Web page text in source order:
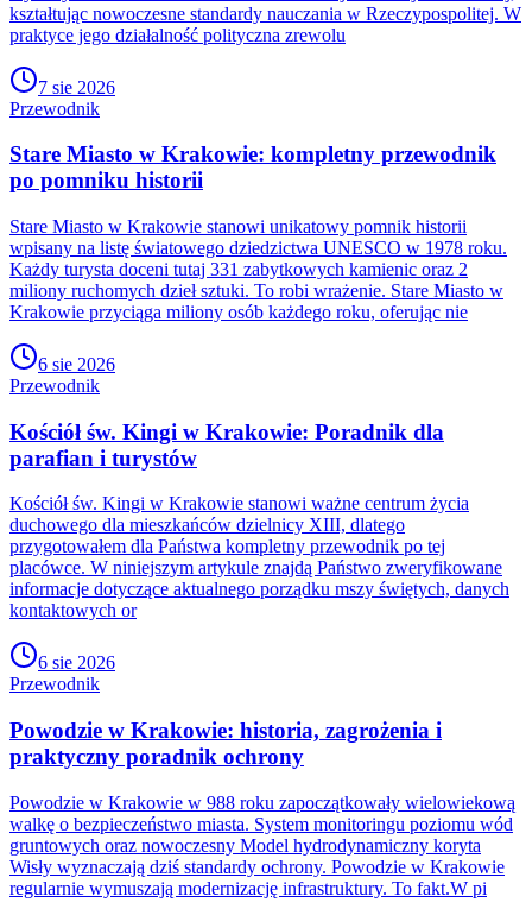
kształtując nowoczesne standardy nauczania w Rzeczypospolitej. W
praktyce jego działalność polityczna zrewolu
7 sie 2026
Przewodnik
Stare Miasto w Krakowie: kompletny przewodnik
po pomniku historii
Stare Miasto w Krakowie stanowi unikatowy pomnik historii
wpisany na listę światowego dziedzictwa UNESCO w 1978 roku.
Każdy turysta doceni tutaj 331 zabytkowych kamienic oraz 2
miliony ruchomych dzieł sztuki. To robi wrażenie. Stare Miasto w
Krakowie przyciąga miliony osób każdego roku, oferując nie
6 sie 2026
Przewodnik
Kościół św. Kingi w Krakowie: Poradnik dla
parafian i turystów
Kościół św. Kingi w Krakowie stanowi ważne centrum życia
duchowego dla mieszkańców dzielnicy XIII, dlatego
przygotowałem dla Państwa kompletny przewodnik po tej
placówce. W niniejszym artykule znajdą Państwo zweryfikowane
informacje dotyczące aktualnego porządku mszy świętych, danych
kontaktowych or
6 sie 2026
Przewodnik
Powodzie w Krakowie: historia, zagrożenia i
praktyczny poradnik ochrony
Powodzie w Krakowie w 988 roku zapoczątkowały wielowiekową
walkę o bezpieczeństwo miasta. System monitoringu poziomu wód
gruntowych oraz nowoczesny Model hydrodynamiczny koryta
Wisły wyznaczają dziś standardy ochrony. Powodzie w Krakowie
regularnie wymuszają modernizację infrastruktury. To fakt.W pi